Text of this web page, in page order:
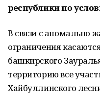
республики по
В связи с аномально
ограничения
башкирского
территорию все
Хайбуллинского